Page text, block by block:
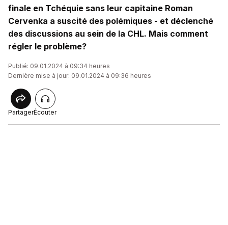
finale en Tchéquie sans leur capitaine Roman
Cervenka a suscité des polémiques - et déclenché
des discussions au sein de la CHL. Mais comment
régler le problème?
Publié: 09.01.2024 à 09:34 heures
Dernière mise à jour: 09.01.2024 à 09:36 heures
PartagerÉcouter